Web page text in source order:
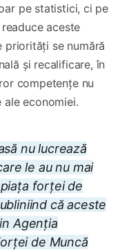
pe statistici, ci pe
aceste
priorități se numără
și recalificare, în
competențe nu
economiei.
nu lucrează
le au nu mai
forței de
că aceste
Agenția
de Muncă